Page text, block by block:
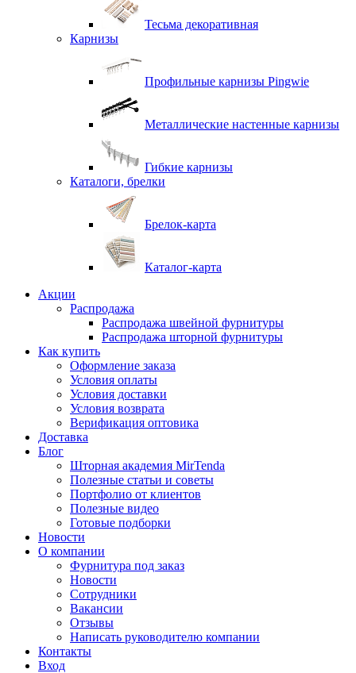
Тесьма декоративная
Карнизы
Профильные карнизы Pingwie
Металлические настенные карнизы
Гибкие карнизы
Каталоги, брелки
Брелок-карта
Каталог-карта
Акции
Распродажа
Распродажа швейной фурнитуры
Распродажа шторной фурнитуры
Как купить
Оформление заказа
Условия оплаты
Условия доставки
Условия возврата
Верификация оптовика
Доставка
Блог
Шторная академия MirTenda
Полезные статьи и советы
Портфолио от клиентов
Полезные видео
Готовые подборки
Новости
О компании
Фурнитура под заказ
Новости
Сотрудники
Вакансии
Отзывы
Написать руководителю компании
Контакты
Вход